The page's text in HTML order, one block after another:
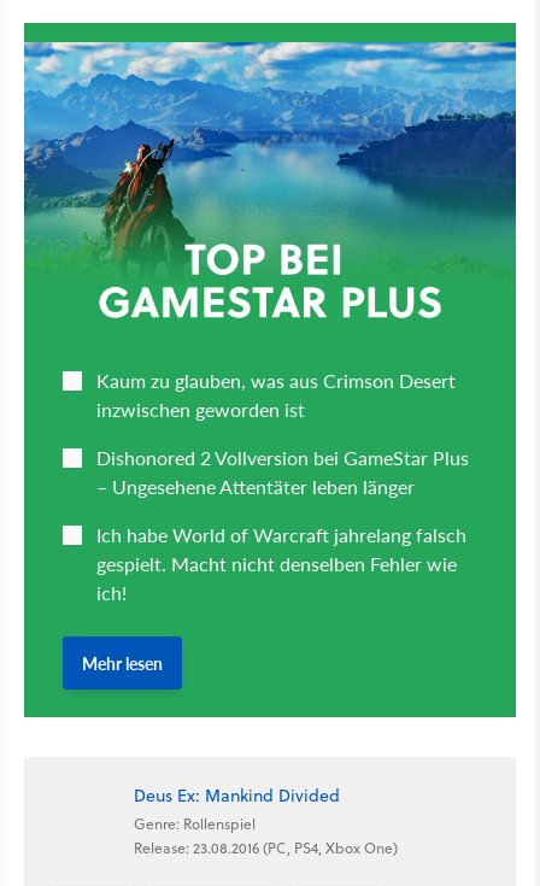
Deus Ex: Mankind Divided
Genre: Rollenspiel
Release: 23.08.2016 (PC, PS4, Xbox One)